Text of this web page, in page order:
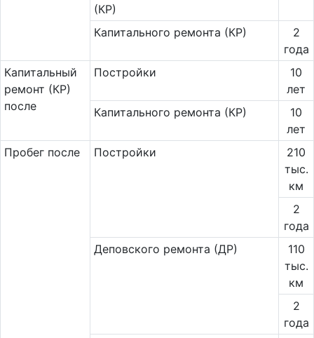
(КР)
Капитального ремонта (КР)
2
года
Ка­пи­таль­ный
ремонт (КР)
после
Постройки
10
лет
Капитального ремонта (КР)
10
лет
Пробег после
Постройки
210
тыс.
км
2
года
Деповского ремонта (ДР)
110
тыс.
км
2
года